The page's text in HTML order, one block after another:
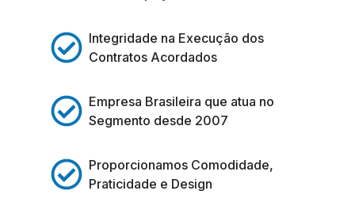
Integridade na Execução dos
Contratos Acordados
Empresa Brasileira que atua no
Segmento desde 2007
Proporcionamos Comodidade,
Praticidade e Design